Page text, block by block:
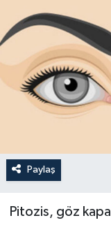
Paylaş
Pitozis, göz